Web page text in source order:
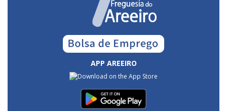
APP AREEIRO